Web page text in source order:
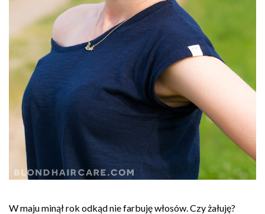
W maju minął rok odkąd nie farbuję włosów. Czy żałuję?